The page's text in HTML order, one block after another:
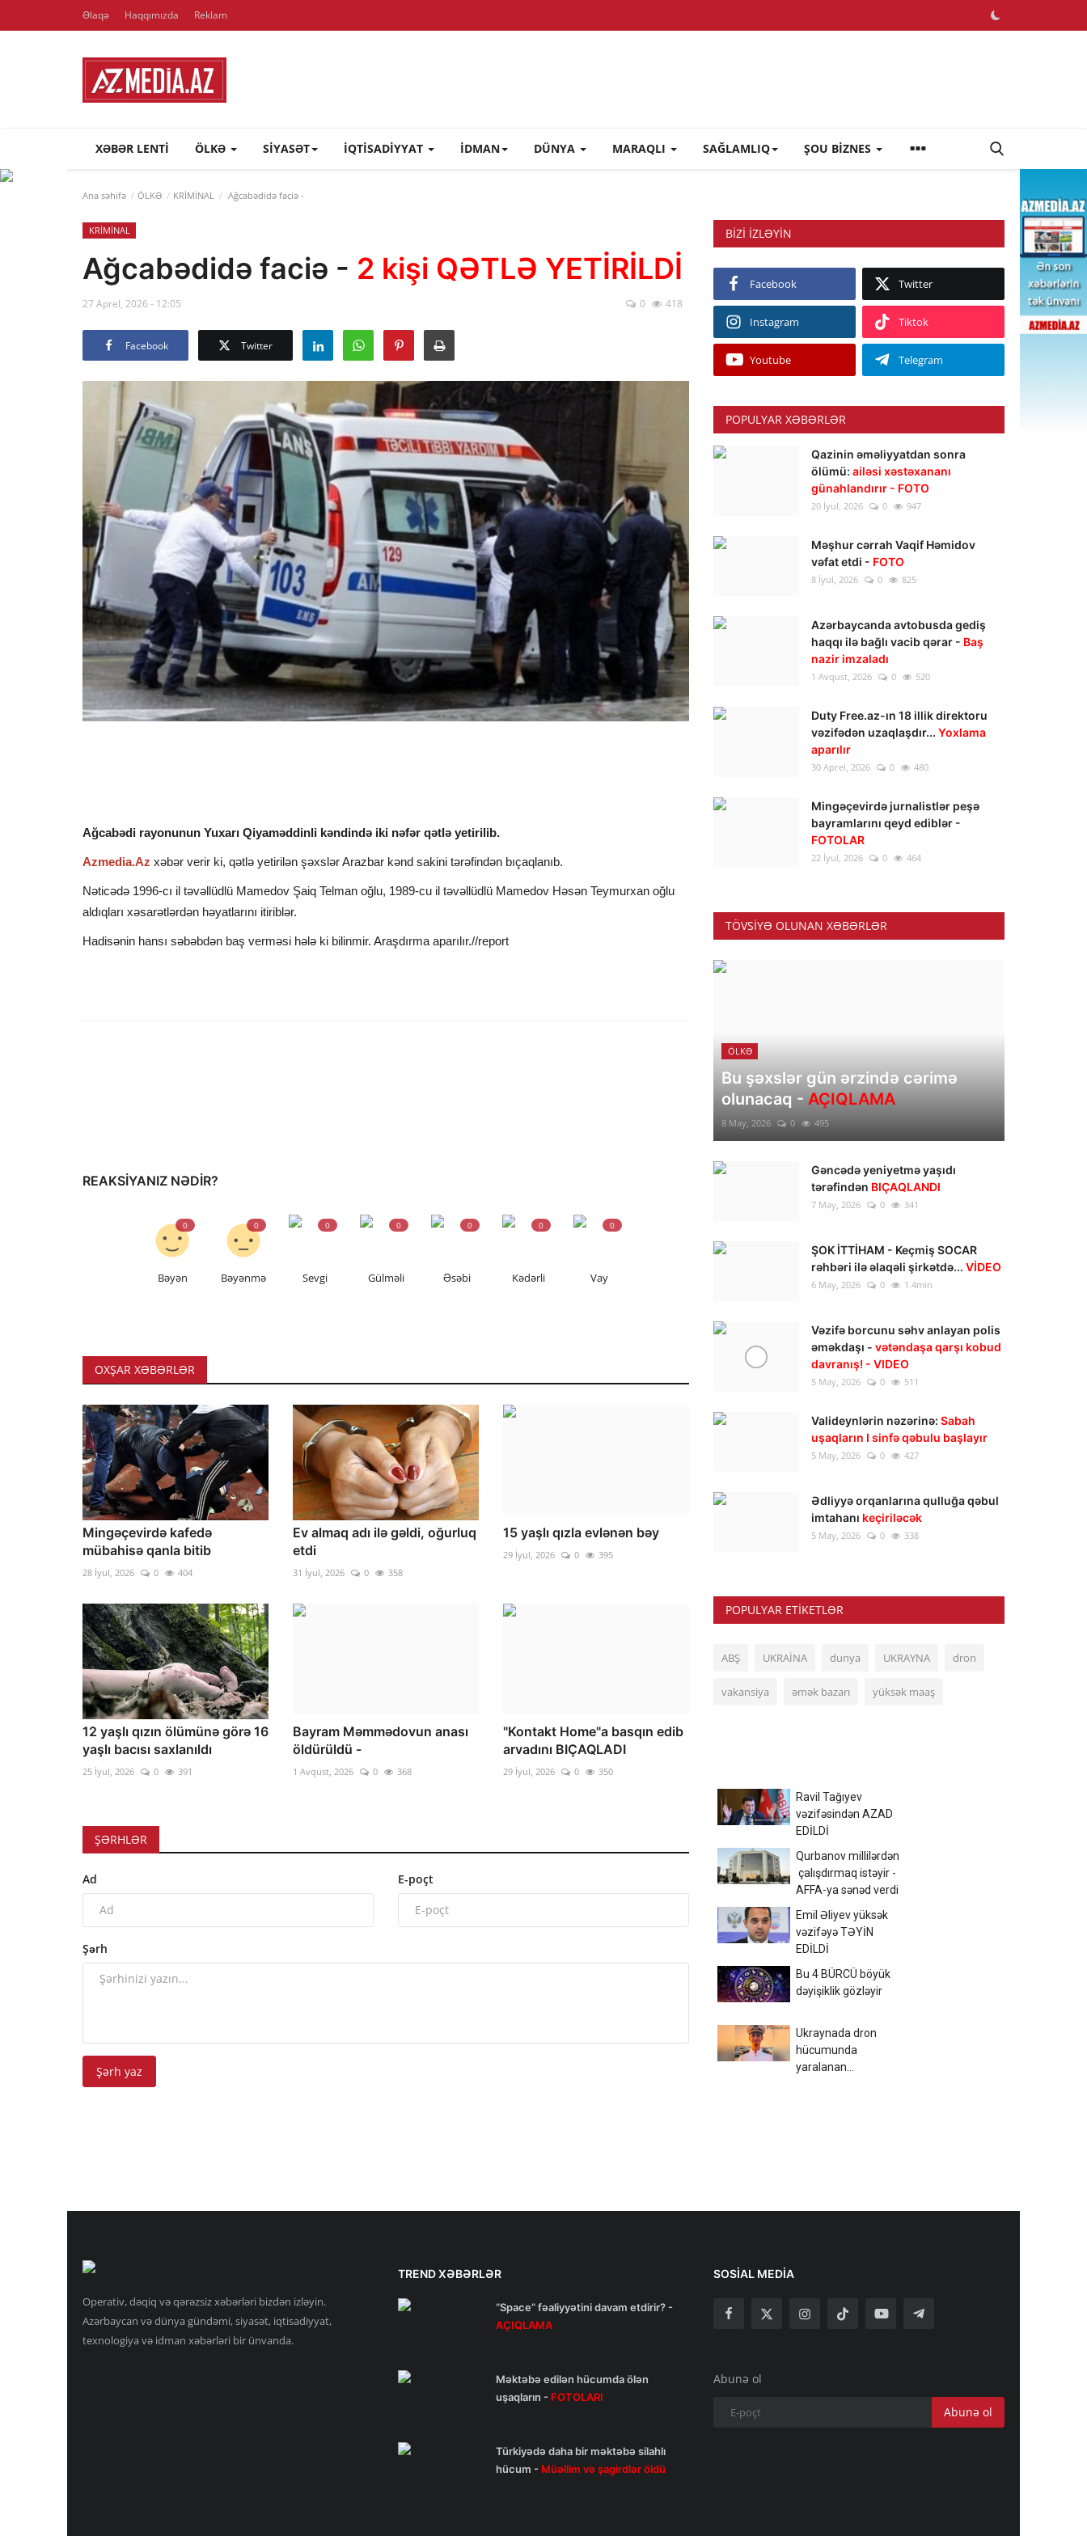
Əlaqə Haqqımızda Reklam
XƏBƏR LENTI ÖLKƏ SİYASƏT İQTİSADİYYAT İDMAN DÜNYA MARAQLI SAĞLAMLIQ ŞOU BİZNES
Ana səhifə ÖLKƏ KRİMİNAL Ağcabədidə faciə -
KRİMİNAL
Ağcabədidə faciə - 2 kişi QƏTLƏ YETİRİLDİ
27 Aprel, 2026 - 12:05 0 418
Facebook Twitter
Ağcabədi rayonunun Yuxarı Qiyaməddinli kəndində iki nəfər qətlə yetirilib.
Azmedia.Az xəbər verir ki, qətlə yetirilən şəxslər Arazbar kənd sakini tərəfindən bıçaqlanıb.
Nəticədə 1996-cı il təvəllüdlü Mamedov Şaiq Telman oğlu, 1989-cu il təvəllüdlü Mamedov Həsən Teymurxan oğlu
aldıqları xəsarətlərdən həyatlarını itiriblər.
Hadisənin hansı səbəbdən baş verməsi hələ ki bilinmir. Araşdırma aparılır.//report
REAKSIYANIZ NƏDIR?
Bəyən
0
Bəyənmə
0
Sevgi
0
Gülməli
0
Əsəbi
0
Kədərli
0
Vay
0
OXŞAR XƏBƏRLƏR
Mingəçevirdə kafedə
mübahisə qanla bitib
28 İyul, 2026 0 404
Ev almaq adı ilə gəldi, oğurluq
etdi
31 İyul, 2026 0 358
15 yaşlı qızla evlənən bəy
29 İyul, 2026 0 395
12 yaşlı qızın ölümünə görə 16
yaşlı bacısı saxlanıldı
25 İyul, 2026 0 391
Bayram Məmmədovun anası
öldürüldü -
1 Avqust, 2026 0 368
"Kontakt Home"a basqın edib
arvadını BIÇAQLADI
29 İyul, 2026 0 350
ŞƏRHLƏR
Ad E-poçt
Şərh
Şərh yaz
BIZI IZLƏYIN
Facebook Twitter
Instagram Tiktok
Youtube Telegram
POPULYAR XƏBƏRLƏR
Qazinin əməliyyatdan sonra
ölümü: ailəsi xəstəxananı
günahlandırır - FOTO
20 İyul, 2026 0 947
Məşhur cərrah Vaqif Həmidov
vəfat etdi - FOTO
8 İyul, 2026 0 825
Azərbaycanda avtobusda gediş
haqqı ilə bağlı vacib qərar - Baş
nazir imzaladı
1 Avqust, 2026 0 520
Duty Free.az-ın 18 illik direktoru
vəzifədən uzaqlaşdır... Yoxlama
aparılır
30 Aprel, 2026 0 480
Mingəçevirdə jurnalistlər peşə
bayramlarını qeyd ediblər -
FOTOLAR
22 İyul, 2026 0 464
TÖVSIYƏ OLUNAN XƏBƏRLƏR
ÖLKƏ
Bu şəxslər gün ərzində cərimə
olunacaq - AÇIQLAMA
8 May, 2026 0 495
Gəncədə yeniyetmə yaşıdı
tərəfindən BIÇAQLANDI
7 May, 2026 0 341
ŞOK İTTİHAM - Keçmiş SOCAR
rəhbəri ilə əlaqəli şirkətdə... VİDEO
6 May, 2026 0 1.4min
Vəzifə borcunu səhv anlayan polis
əməkdaşı - vətəndaşa qarşı kobud
davranış! - VIDEO
5 May, 2026 0 511
Valideynlərin nəzərinə: Sabah
uşaqların I sinfə qəbulu başlayır
5 May, 2026 0 427
Ədliyyə orqanlarına qulluğa qəbul
imtahanı keçiriləcək
5 May, 2026 0 338
POPULYAR ETIKETLƏR
ABŞ UKRAİNA dunya UKRAYNA dron
vakansiya əmək bazarı yüksək maaş
Ravil Tağıyev
vəzifəsindən AZAD
EDİLDİ
Qurbanov millilərdən
çalışdırmaq istəyir -
AFFA-ya sənəd verdi
Emil Əliyev yüksək
vəzifəyə TƏYİN
EDİLDİ
Bu 4 BÜRCÜ böyük
dəyişiklik gözləyir
Ukraynada dron
hücumunda
yaralanan
Operativ, dəqiq və qərəzsiz xəbərləri bizdən izləyin.
Azərbaycan və dünya gündəmi, siyasət, iqtisadiyyat,
texnologiya və idman xəbərləri bir ünvanda.
TREND XƏBƏRLƏR
“Space” fəaliyyətini davam etdirir? -
AÇIQLAMA
Məktəbə edilən hücumda ölən
uşaqların - FOTOLARI
Türkiyədə daha bir məktəbə silahlı
hücum - Müəllim və şagirdlər öldü
SOSIAL MEDIA
Abunə ol
Abunə ol